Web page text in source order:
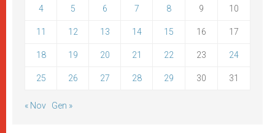
4 5 6 7 8 9 10
11 12 13 14 15 16 17
18 19 20 21 22 23 24
25 26 27 28 29 30 31
« Nov Gen »